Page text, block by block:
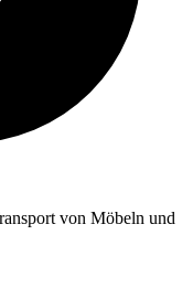
von Möbeln und